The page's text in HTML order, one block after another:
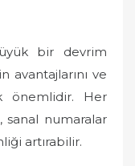
bir devrim
avantajlarını ve
önemlidir. Her
sanal numaralar
artırabilir.